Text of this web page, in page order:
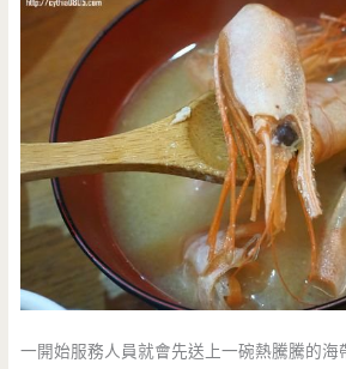
一開始服務人員就會先送上一碗熱騰騰的海